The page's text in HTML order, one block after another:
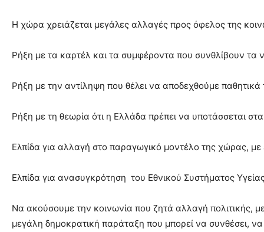
Η χώρα χρειάζεται μεγάλες αλλαγές προς όφελος της
Ρήξη με τα καρτέλ και τα συμφέροντα που συνθλίβουν τα
Ρήξη με την αντίληψη που θέλει να αποδεχθούμε
Ρήξη με τη θεωρία ότι η Ελλάδα πρέπει να υποτάσσεται
Ελπίδα για αλλαγή στο παραγωγικό μοντέλο της χώρας, με
Ελπίδα για ανασυγκρότηση του Εθνικού Συστήματος
Να ακούσουμε την κοινωνία που ζητά αλλαγή πολιτικής,
μεγάλη δημοκρατική παράταξη που μπορεί να συνθέσει,